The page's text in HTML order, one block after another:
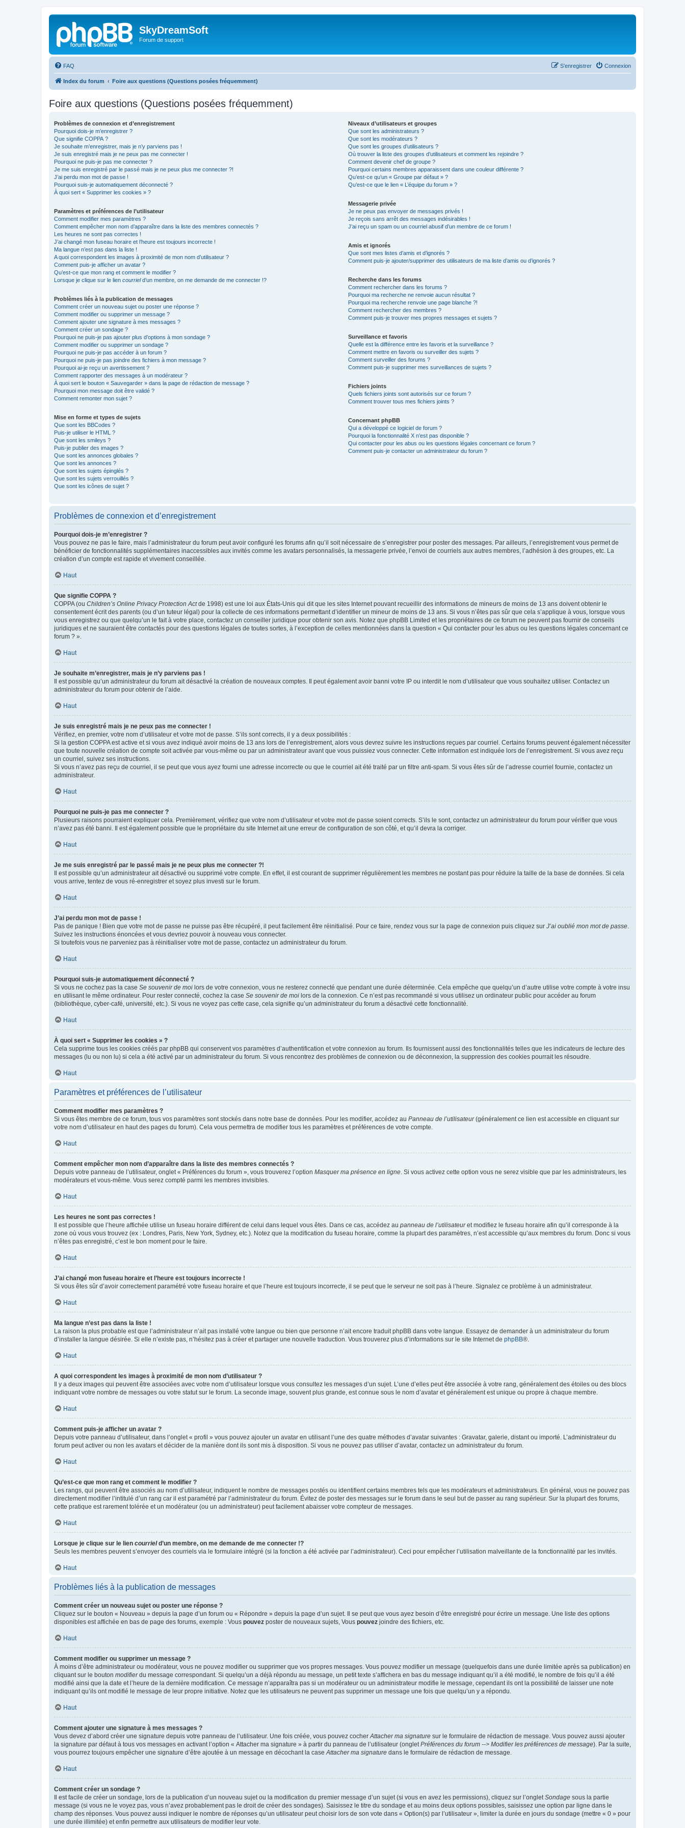
SkyDreamSoft
Forum de support
FAQ Connexion
S’enregistrer
Index du forum Foire aux questions (Questions posées fréquemment)
Foire aux questions (Questions posées fréquemment)
Problèmes de connexion et d’enregistrement
Pourquoi dois-je m’enregistrer ?
Que signifie COPPA ?
Je souhaite m’enregistrer, mais je n’y parviens pas !
Je suis enregistré mais je ne peux pas me connecter !
Pourquoi ne puis-je pas me connecter ?
Je me suis enregistré par le passé mais je ne peux plus me connecter ?!
J’ai perdu mon mot de passe !
Pourquoi suis-je automatiquement déconnecté ?
À quoi sert « Supprimer les cookies » ?
Paramètres et préférences de l’utilisateur
Comment modifier mes paramètres ?
Comment empêcher mon nom d’apparaître dans la liste des membres connectés ?
Les heures ne sont pas correctes !
J’ai changé mon fuseau horaire et l’heure est toujours incorrecte !
Ma langue n’est pas dans la liste !
A quoi correspondent les images à proximité de mon nom d’utilisateur ?
Comment puis-je afficher un avatar ?
Qu’est-ce que mon rang et comment le modifier ?
Lorsque je clique sur le lien courrield’un membre, on me demande de me connecter !?
Problèmes liés à la publication de messages
Comment créer un nouveau sujet ou poster une réponse ?
Comment modifier ou supprimer un message ?
Comment ajouter une signature à mes messages ?
Comment créer un sondage ?
Pourquoi ne puis-je pas ajouter plus d’options à mon sondage ?
Comment modifier ou supprimer un sondage ?
Pourquoi ne puis-je pas accéder à un forum ?
Pourquoi ne puis-je pas joindre des fichiers à mon message ?
Pourquoi ai-je reçu un avertissement ?
Comment rapporter des messages à un modérateur ?
À quoi sert le bouton « Sauvegarder » dans la page de rédaction de message ?
Pourquoi mon message doit être validé ?
Comment remonter mon sujet ?
Mise en forme et types de sujets
Que sont les BBCodes ?
Puis-je utiliser le HTML ?
Que sont les smileys ?
Puis-je publier des images ?
Que sont les annonces globales ?
Que sont les annonces ?
Que sont les sujets épinglés ?
Que sont les sujets verrouillés ?
Que sont les icônes de sujet ?
Niveaux d’utilisateurs et groupes
Que sont les administrateurs ?
Que sont les modérateurs ?
Que sont les groupes d’utilisateurs ?
Où trouver la liste des groupes d’utilisateurs et comment les rejoindre ?
Comment devenir chef de groupe ?
Pourquoi certains membres apparaissent dans une couleur différente ?
Qu’est-ce qu’un « Groupe par défaut » ?
Qu’est-ce que le lien « L’équipe du forum » ?
Messagerie privée
Je ne peux pas envoyer de messages privés !
Je reçois sans arrêt des messages indésirables !
J’ai reçu un spam ou un courriel abusif d’un membre de ce forum !
Amis et ignorés
Que sont mes listes d’amis et d’ignorés ?
Comment puis-je ajouter/supprimer des utilisateurs de ma liste d’amis ou d’ignorés ?
Recherche dans les forums
Comment rechercher dans les forums ?
Pourquoi ma recherche ne renvoie aucun résultat ?
Pourquoi ma recherche renvoie une page blanche ?!
Comment rechercher des membres ?
Comment puis-je trouver mes propres messages et sujets ?
Surveillance et favoris
Quelle est la différence entre les favoris et la surveillance ?
Comment mettre en favoris ou surveiller des sujets ?
Comment surveiller des forums ?
Comment puis-je supprimer mes surveillances de sujets ?
Fichiers joints
Quels fichiers joints sont autorisés sur ce forum ?
Comment trouver tous mes fichiers joints ?
Concernant phpBB
Qui a développé ce logiciel de forum ?
Pourquoi la fonctionnalité X n’est pas disponible ?
Qui contacter pour les abus ou les questions légales concernant ce forum ?
Comment puis-je contacter un administrateur du forum ?
Problèmes de connexion et d’enregistrement
Pourquoi dois-je m’enregistrer ?
Vous pouvez ne pas le faire, mais l’administrateur du forum peut avoir configuré les forums afin qu’il soit nécessaire de s’enregistrer pour poster des messages. Par ailleurs, l’enregistrement vous permet de
bénéficier de fonctionnalités supplémentaires inaccessibles aux invités comme les avatars personnalisés, la messagerie privée, l’envoi de courriels aux autres membres, l’adhésion à des groupes, etc. La
création d’un compte est rapide et vivement conseillée.
Haut
Que signifie COPPA ?
COPPA (ou Children’s Online Privacy Protection Actde 1998) est une loi aux États-Unis qui dit que les sites Internet pouvant recueillir des informations de mineurs de moins de 13 ans doivent obtenir le
consentement écrit des parents (ou d’un tuteur légal) pour la collecte de ces informations permettant d’identifier un mineur de moins de 13 ans. Si vous n’êtes pas sûr que cela s’applique à vous, lorsque vous
vous enregistrez ou que quelqu’un le fait à votre place, contactez un conseiller juridique pour obtenir son avis. Notez que phpBB Limited et les propriétaires de ce forum ne peuvent pas fournir de conseils
juridiques et ne sauraient être contactés pour des questions légales de toutes sortes, à l’exception de celles mentionnées dans la question « Qui contacter pour les abus ou les questions légales concernant ce
forum ? ».
Haut
Je souhaite m’enregistrer, mais je n’y parviens pas !
Il est possible qu’un administrateur du forum ait désactivé la création de nouveaux comptes. Il peut également avoir banni votre IP ou interdit le nom d’utilisateur que vous souhaitez utiliser. Contactez un
administrateur du forum pour obtenir de l’aide.
Haut
Je suis enregistré mais je ne peux pas me connecter !
Vérifiez, en premier, votre nom d’utilisateur et votre mot de passe. S’ils sont corrects, il y a deux possibilités :
Si la gestion COPPA est active et si vous avez indiqué avoir moins de 13 ans lors de l’enregistrement, alors vous devrez suivre les instructions reçues par courriel. Certains forums peuvent également nécessiter
que toute nouvelle création de compte soit activée par vous-même ou par un administrateur avant que vous puissiez vous connecter. Cette information est indiquée lors de l’enregistrement. Si vous avez reçu
un courriel, suivez ses instructions.
Si vous n’avez pas reçu de courriel, il se peut que vous ayez fourni une adresse incorrecte ou que le courriel ait été traité par un filtre anti-spam. Si vous êtes sûr de l’adresse courriel fournie, contactez un
administrateur.
Haut
Pourquoi ne puis-je pas me connecter ?
Plusieurs raisons pourraient expliquer cela. Premièrement, vérifiez que votre nom d’utilisateur et votre mot de passe soient corrects. S’ils le sont, contactez un administrateur du forum pour vérifier que vous
n’avez pas été banni. Il est également possible que le propriétaire du site Internet ait une erreur de configuration de son côté, et qu’il devra la corriger.
Haut
Je me suis enregistré par le passé mais je ne peux plus me connecter ?!
Il est possible qu’un administrateur ait désactivé ou supprimé votre compte. En effet, il est courant de supprimer régulièrement les membres ne postant pas pour réduire la taille de la base de données. Si cela
vous arrive, tentez de vous ré-enregistrer et soyez plus investi sur le forum.
Haut
J’ai perdu mon mot de passe !
Pas de panique ! Bien que votre mot de passe ne puisse pas être récupéré, il peut facilement être réinitialisé. Pour ce faire, rendez vous sur la page de connexion puis cliquez sur J’ai oublié mon mot de passe
Suivez les instructions énoncées et vous devriez pouvoir à nouveau vous connecter.
Si toutefois vous ne parveniez pas à réinitialiser votre mot de passe, contactez un administrateur du forum.
Haut
Pourquoi suis-je automatiquement déconnecté ?
Si vous ne cochez pas la case Se souvenir de moi lors de votre connexion, vous ne resterez connecté que pendant une durée déterminée. Cela empêche que quelqu’un d’autre utilise votre compte à votre insu
en utilisant le même ordinateur. Pour rester connecté, cochez la case Se souvenir de moi lors de la connexion. Ce n’est pas recommandé si vous utilisez un ordinateur public pour accéder au forum
(bibliothèque, cyber-café, université, etc.). Si vous ne voyez pas cette case, cela signifie qu’un administrateur du forum a désactivé cette fonctionnalité.
Haut
À quoi sert « Supprimer les cookies » ?
Cela supprime tous les cookies créés par phpBB qui conservent vos paramètres d’authentification et votre connexion au forum. Ils fournissent aussi des fonctionnalités telles que les indicateurs de lecture des
messages (lu ou non lu) si cela a été activé par un administrateur du forum. Si vous rencontrez des problèmes de connexion ou de déconnexion, la suppression des cookies pourrait les résoudre.
Haut
Paramètres et préférences de l’utilisateur
Comment modifier mes paramètres ?
Si vous êtes membre de ce forum, tous vos paramètres sont stockés dans notre base de données. Pour les modifier, accédez au Panneau de l’utilisateur(généralement ce lien est accessible en cliquant sur
votre nom d’utilisateur en haut des pages du forum). Cela vous permettra de modifier tous les paramètres et préférences de votre compte.
Haut
Comment empêcher mon nom d’apparaître dans la liste des membres connectés ?
Depuis votre panneau de l’utilisateur, onglet « Préférences du forum », vous trouverez l’option Masquer ma présence en ligne . Si vous activez cette option vous ne serez visible que par les administrateurs, les
modérateurs et vous-même. Vous serez compté parmi les membres invisibles.
Haut
Les heures ne sont pas correctes !
Il est possible que l’heure affichée utilise un fuseau horaire différent de celui dans lequel vous êtes. Dans ce cas, accédez au panneau de l’utilisateuret modifiez le fuseau horaire afin qu’il corresponde à la
zone où vous vous trouvez (ex : Londres, Paris, New York, Sydney, etc.). Notez que la modification du fuseau horaire, comme la plupart des paramètres, n’est accessible qu’aux membres du forum. Donc si vous
n’êtes pas enregistré, c’est le bon moment pour le faire.
Haut
J’ai changé mon fuseau horaire et l’heure est toujours incorrecte !
Si vous êtes sûr d’avoir correctement paramétré votre fuseau horaire et que l’heure est toujours incorrecte, il se peut que le serveur ne soit pas à l’heure. Signalez ce problème à un administrateur.
Haut
Ma langue n’est pas dans la liste !
La raison la plus probable est que l’administrateur n’ait pas installé votre langue ou bien que personne n’ait encore traduit phpBB dans votre langue. Essayez de demander à un administrateur du forum
d’installer la langue désirée. Si elle n’existe pas, n’hésitez pas à créer et partager une nouvelle traduction. Vous trouverez plus d’informations sur le site Internet de phpBB®.
Haut
A quoi correspondent les images à proximité de mon nom d’utilisateur ?
Il y a deux images qui peuvent être associées avec votre nom d’utilisateur lorsque vous consultez les messages d’un sujet. L’une d’elles peut être associée à votre rang, généralement des étoiles ou des blocs
indiquant votre nombre de messages ou votre statut sur le forum. La seconde image, souvent plus grande, est connue sous le nom d’avatar et généralement est unique ou propre à chaque membre.
Haut
Comment puis-je afficher un avatar ?
Depuis votre panneau d’utilisateur, dans l’onglet « profil » vous pouvez ajouter un avatar en utilisant l’une des quatre méthodes d’avatar suivantes : Gravatar, galerie, distant ou importé. L’administrateur du
forum peut activer ou non les avatars et décider de la manière dont ils sont mis à disposition. Si vous ne pouvez pas utiliser d’avatar, contactez un administrateur du forum.
Haut
Qu’est-ce que mon rang et comment le modifier ?
Les rangs, qui peuvent être associés au nom d’utilisateur, indiquent le nombre de messages postés ou identifient certains membres tels que les modérateurs et administrateurs. En général, vous ne pouvez pas
directement modifier l’intitulé d’un rang car il est paramétré par l’administrateur du forum. Évitez de poster des messages sur le forum dans le seul but de passer au rang supérieur. Sur la plupart des forums,
cette pratique est rarement tolérée et un modérateur (ou un administrateur) peut facilement abaisser votre compteur de messages.
Haut
Lorsque je clique sur le lien courrield’un membre, on me demande de me connecter !?
Seuls les membres peuvent s’envoyer des courriels via le formulaire intégré (si la fonction a été activée par l’administrateur). Ceci pour empêcher l’utilisation malveillante de la fonctionnalité par les invités.
Haut
Problèmes liés à la publication de messages
Comment créer un nouveau sujet ou poster une réponse ?
Cliquez sur le bouton « Nouveau » depuis la page d’un forum ou « Répondre » depuis la page d’un sujet. Il se peut que vous ayez besoin d’être enregistré pour écrire un message. Une liste des options
disponibles est affichée en bas de page des forums, exemple : Vous pouvez poster de nouveaux sujets, Vous pouvez joindre des fichiers, etc.
Haut
Comment modifier ou supprimer un message ?
À moins d’être administrateur ou modérateur, vous ne pouvez modifier ou supprimer que vos propres messages. Vous pouvez modifier un message (quelquefois dans une durée limitée après sa publication) en
cliquant sur le bouton modifierdu message correspondant. Si quelqu’un a déjà répondu au message, un petit texte s’affichera en bas du message indiquant qu’il a été modifié, le nombre de fois qu’il a été
modifié ainsi que la date et l’heure de la dernière modification. Ce message n’apparaîtra pas si un modérateur ou un administrateur modifie le message, cependant ils ont la possibilité de laisser une note
indiquant qu’ils ont modifié le message de leur propre initiative. Notez que les utilisateurs ne peuvent pas supprimer un message une fois que quelqu’un y a répondu.
Haut
Comment ajouter une signature à mes messages ?
Vous devez d’abord créer une signature depuis votre panneau de l’utilisateur. Une fois créée, vous pouvez cocher Attacher ma signature sur le formulaire de rédaction de message. Vous pouvez aussi ajouter
la signature par défaut à tous vos messages en activant l’option « Attacher ma signature » à partir du panneau de l’utilisateur (onglet Préférences du forum --> Modifier les préférences de message). Par la suite,
vous pourrez toujours empêcher une signature d’être ajoutée à un message en décochant la case Attacher ma signature dans le formulaire de rédaction de message.
Haut
Comment créer un sondage ?
Il est facile de créer un sondage, lors de la publication d’un nouveau sujet ou la modification du premier message d’un sujet (si vous en avez les permissions), cliquez sur l’onglet Sondage sous la partie
message (si vous ne le voyez pas, vous n’avez probablement pas le droit de créer des sondages). Saisissez le titre du sondage et au moins deux options possibles, saisissez une option par ligne dans le
champ des réponses. Vous pouvez aussi indiquer le nombre de réponses qu’un utilisateur peut choisir lors de son vote dans « Option(s) par l’utilisateur », limiter la durée en jours du sondage (mettre « 0 » pour
une durée illimitée) et enfin permettre aux utilisateurs de modifier leur vote.